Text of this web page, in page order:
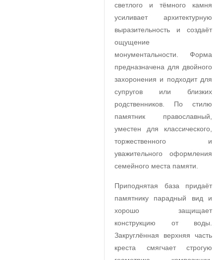
светлого и тёмного камня
усиливает архитектурную
выразительность и создаёт
ощущение
монументальности. Форма
предназначена для двойного
захоронения и подходит для
супругов или близких
родственников. По стилю
памятник православный,
уместен для классического,
торжественного и
уважительного оформления
семейного места памяти.
Приподнятая база придаёт
памятнику парадный вид и
хорошо защищает
конструкцию от воды.
Закруглённая верхняя часть
креста смягчает строгую